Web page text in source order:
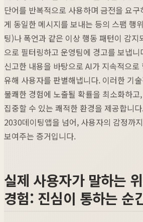
단어를 반복적으로 사용하며 금전을 요
게 동일한 메시지를 보내는 등의 스팸 행
팅)나 폭언과 같은 이상 행동 패턴이 감지
으로 필터링하고 운영팀에 경고를 보냅
신고한 내용을 바탕으로 AI가 지속적으로
유해 사용자를 판별해냅니다. 이러한 기
불쾌한 경험에 노출될 확률을 최소화하
집중할 수 있는 쾌적한 환경을 제공합니
2030데이팅앱을 넘어, 사용자의 감정까
보여주는 증거입니다.
실제 사용자가 말하는
경험: 진심이 통하는 순